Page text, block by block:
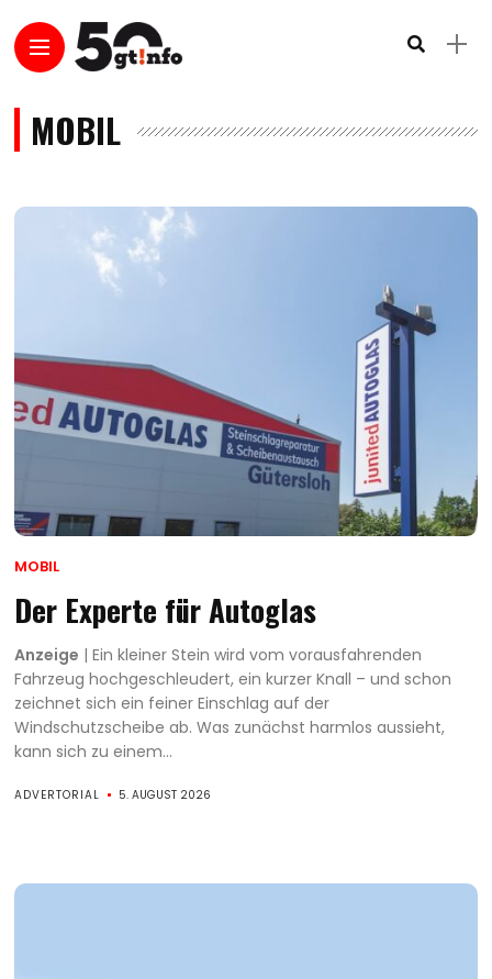
MOBIL
MOBIL
Der Experte für Autoglas
Anzeige | Ein kleiner Stein wird vom vorausfahrenden
Fahrzeug hochgeschleudert, ein kurzer Knall – und schon
zeichnet sich ein feiner Einschlag auf der
Windschutzscheibe ab. Was zunächst harmlos aussieht,
kann sich zu einem...
ADVERTORIAL 5. AUGUST 2026